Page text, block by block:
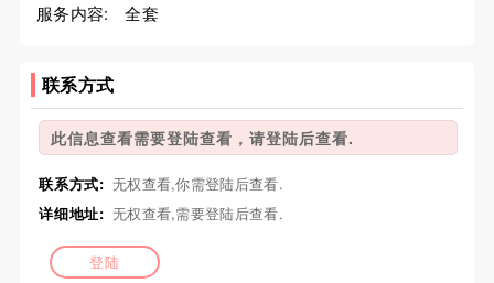
服务内容:
全套
联系方式
此信息查看需要登陆查看，请登陆后查看.
联系方式: 无权查看,你需登陆后查看.
详细地址: 无权查看,需要登陆后查看.
登陆